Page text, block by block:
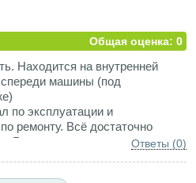
Думал всё, приехали...
- все целое. Оказывается
боковой резиной колеса
Гоняли по снежной
- в десятке лучших по
Размеры - шикарные.
и не коротышка как CR-V.
ею недолго, - но не продам
она впредь меня не подведет.
Общая оценка: 0
Находится на внутренней
спереди машины (под
по эксплуатации и
ремонту. Всё достаточно
Гугль в помощь
Ответы (0)